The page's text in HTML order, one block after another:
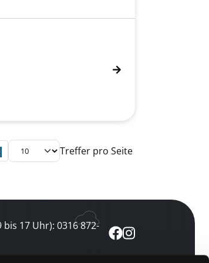
Letzte Seite Treffer pro Seite
17 Uhr): 0316 872-